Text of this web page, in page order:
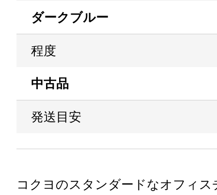
ダークブルー
程度
中古品
発送目安
コクヨのスタンダードなオフィス